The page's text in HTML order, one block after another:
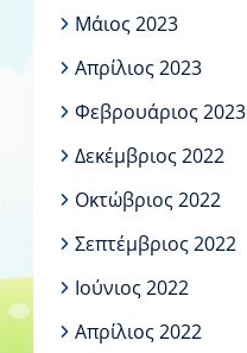
Μάιος 2023
Απρίλιος 2023
Φεβρουάριος 2023
Δεκέμβριος 2022
Οκτώβριος 2022
Σεπτέμβριος 2022
Ιούνιος 2022
Απρίλιος 2022